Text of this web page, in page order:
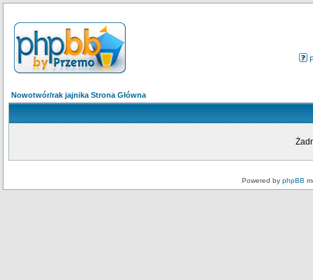
Nowotwór/rak jajnika Strona Główna
Powered by phpBB